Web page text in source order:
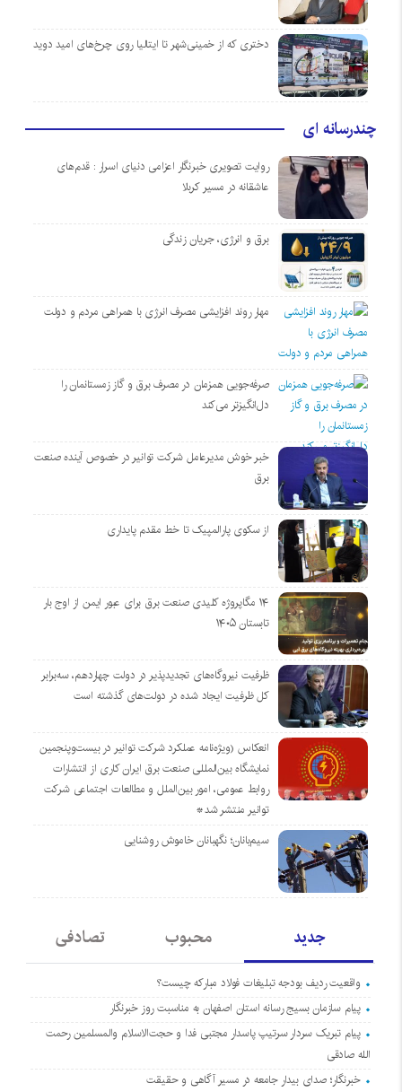
دختری که از خمینی‌شهر تا ایتالیا روی چرخ‌های امید دوید
چندرسانه ای
روایت تصویری خبرنگار اعزامی دنیای اسرار : قدم‌های
عاشقانه در مسیر کربلا
برق و انرژی، جریان زندگی
مهار روند افزایشی مصرف انرژی با همراهی مردم و دولت
صرفه‌جویی همزمان در مصرف برق و گاز زمستانمان را
دل‌انگیزتر می‌کند
خبر خوش مدیرعامل شرکت توانیر در خصوص آینده صنعت
برق
از سکوی پارالمپیک تا خط مقدم پایداری
۱۴ مگاپروژه‌ کلیدی صنعت برق برای عبور ایمن از اوج بار
تابستان ۱۴۰۵
ظرفیت نیروگاه‌های تجدیدپذیر در دولت چهاردهم، سه‌برابر
کل ظرفیت ایجاد شده در دولت‌های گذشته است
انعکاس (ویژه‌نامه عملکرد شرکت توانیر در بیست‌وپنجمین
نمایشگاه بین‌المللی صنعت برق ایران کاری از انتشارات
روابط عمومی، امور بین‌الملل و مطالعات اجتماعی شرکت
توانیر منتشر شد*
سیم‌بانان؛ نگهبانان خاموش روشنایی
جدید محبوب تصادفی
واقعیت ردیف بودجه تبلیغات فولاد مبارکه چیست؟
پیام سازمان بسیج رسانه استان اصفهان به مناسبت روز خبرنگار
پیام تبریک سردار سرتیپ پاسدار مجتبی فدا و حجت‌الاسلام والمسلمین رحمت
الله صادقی
خبرنگار؛ صدای بیدار جامعه در مسیر آگاهی و حقیقت